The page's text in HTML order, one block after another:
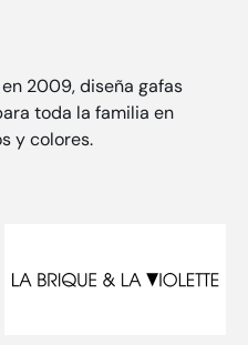
2009, diseña gafas
toda la familia en
y colores.